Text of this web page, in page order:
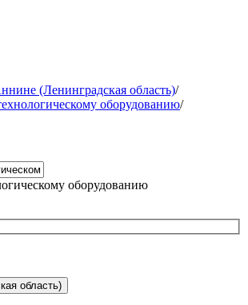
(Ленинградская область)/
оборудованию/
оборудованию
область)